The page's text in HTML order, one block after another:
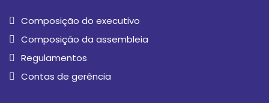
Composição do executivo
Composição da assembleia
Regulamentos
Contas de gerência